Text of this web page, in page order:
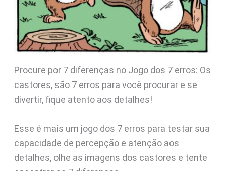
Procure por 7 diferenças no Jogo dos 7 erros: Os
castores, são 7 erros para você procurar e se
divertir, fique atento aos detalhes!
Esse é mais um jogo dos 7 erros para testar sua
capacidade de percepção e atenção aos
detalhes, olhe as imagens dos castores e tente